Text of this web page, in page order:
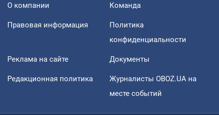
О компании Команда
Правовая информация
Политика
конфиденциальности
Реклама на сайте Документы
Редакционная политика
Журналисты OBOZ.UA на
месте событий